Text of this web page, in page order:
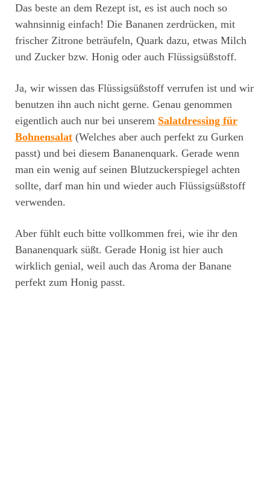
Das beste an dem Rezept ist, es ist auch noch so
wahnsinnig einfach! Die Bananen zerdrücken, mit
frischer Zitrone beträufeln, Quark dazu, etwas Milch
und Zucker bzw. Honig oder auch Flüssigsüßstoff.
Ja, wir wissen das Flüssigsüßstoff verrufen ist und wir
benutzen ihn auch nicht gerne. Genau genommen
eigentlich auch nur bei unserem Salatdressing für
Bohnensalat (Welches aber auch perfekt zu Gurken
passt) und bei diesem Bananenquark. Gerade wenn
man ein wenig auf seinen Blutzuckerspiegel achten
sollte, darf man hin und wieder auch Flüssigsüßstoff
verwenden.
Aber fühlt euch bitte vollkommen frei, wie ihr den
Bananenquark süßt. Gerade Honig ist hier auch
wirklich genial, weil auch das Aroma der Banane
perfekt zum Honig passt.